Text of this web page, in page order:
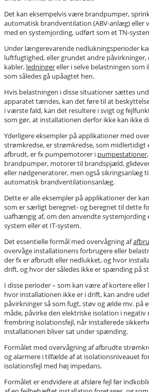
Det kan eksempelvis være brandpumper,
automatisk brandventilation (ABV-anlæg) eller
med en systemjording, udført som et TN-
Under længerevarende nedlukningsperioder
luftfugtighed, eller grundet andre påvirkninger,
kabler, ledningereller i selve belastningen som
som således gå upåagtet hen.
Hvis belastningen i disse situationer sættes
apparatet tændes, kan det føre til at
i værste fald, kan det resultere i svigt og
som gør, at installationen derfor ikke kan ikke
Yderligere eksempler på applikationer med
strømkredse, er strømkredse, som midlertidigt
afbrudt, er fx pumpemotorer i pumpestationer
brandpumper, motorer til brandspjæld,
eller nødgeneratorer, men også sikringsanlæg
automatisk brandventilationsanlæg.
Dette er alle eksempler på applikationer der
som er særligt beregnet- og beregnet til dette
uafhængig af, om den anvendte systemjording
system eller et IT-system.
Det essentielle formål med overvågning af
overvåge installationens forbrugere eller
der fx er afbrudt eller nedlukket, og hvor
drift, og hvor der således ikke er spænding på
I disse perioder – som kan være af kortere
hvor installationen ikke er i drift, kan andre
påvirkninger så som fugt, støv og ælde mv. på
måde, påvirke den elektriske isolation i negativ
frembring isolationsfejl, når installerede
installationen bliver sat under spænding.
Formålet med overvågning af afbrudte
og alarmere i tilfælde af at isolationsniveauet
isolationsfejl med høj impedans.
Formålet er endvidere at afsløre fejl før